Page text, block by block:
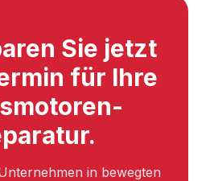
Sie jetzt
für Ihre
in bewegten